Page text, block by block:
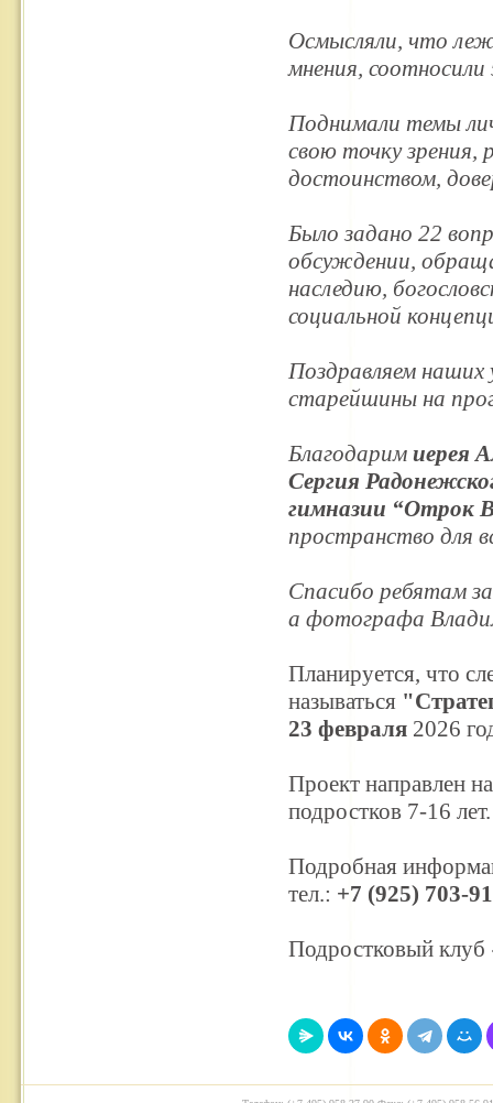
Осмысляли, что
мнения,
Поднимали темы
свою точку зрения,
достоинством,
Было задано 22
обсуждении,
наследию,
социальной
Поздравляем
старейшины на
Благодарим иерея
Сергия
гимназии “Отрок
пространство для
Спасибо ребятам
а фотографа
Планируется, что
называться
23 февраля 2026
Проект направлен
подростков 7-16 лет.
Подробная
тел.: +7 (925) 703-
Подростковый